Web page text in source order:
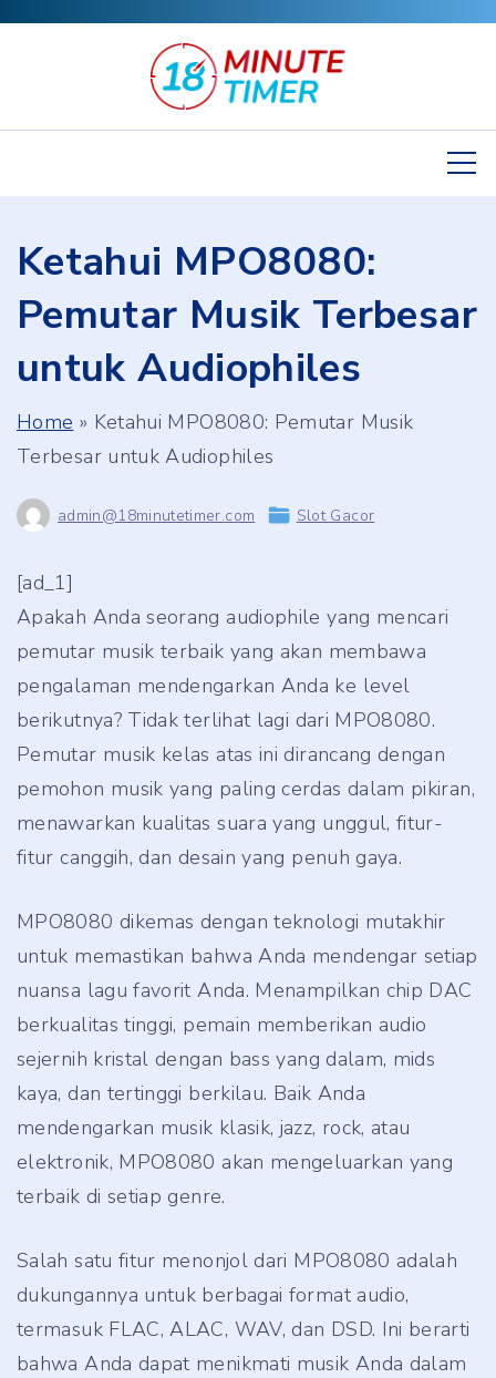
Ketahui MPO8080:
Pemutar Musik Terbesar
untuk Audiophiles
Home » Ketahui MPO8080: Pemutar Musik
Terbesar untuk Audiophiles
admin@18minutetimer.com Slot Gacor
[ad_1]
Apakah Anda seorang audiophile yang mencari
pemutar musik terbaik yang akan membawa
pengalaman mendengarkan Anda ke level
berikutnya? Tidak terlihat lagi dari MPO8080.
Pemutar musik kelas atas ini dirancang dengan
pemohon musik yang paling cerdas dalam pikiran,
menawarkan kualitas suara yang unggul, fitur-
fitur canggih, dan desain yang penuh gaya.
MPO8080 dikemas dengan teknologi mutakhir
untuk memastikan bahwa Anda mendengar setiap
nuansa lagu favorit Anda. Menampilkan chip DAC
berkualitas tinggi, pemain memberikan audio
sejernih kristal dengan bass yang dalam, mids
kaya, dan tertinggi berkilau. Baik Anda
mendengarkan musik klasik, jazz, rock, atau
elektronik, MPO8080 akan mengeluarkan yang
terbaik di setiap genre.
Salah satu fitur menonjol dari MPO8080 adalah
dukungannya untuk berbagai format audio,
termasuk FLAC, ALAC, WAV, dan DSD. Ini berarti
bahwa Anda dapat menikmati musik Anda dalam